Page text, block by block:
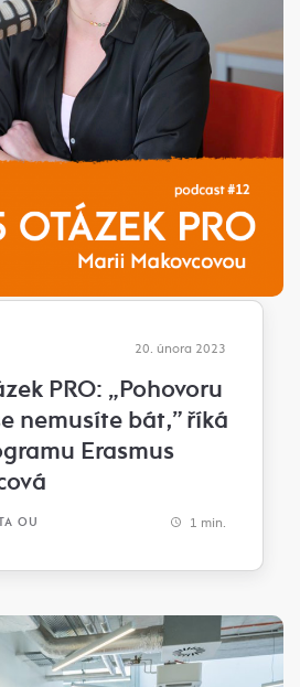
20. února 2023
PRO: „Pohovoru
nemusíte bát,” říká
Erasmus
OU 1 min.